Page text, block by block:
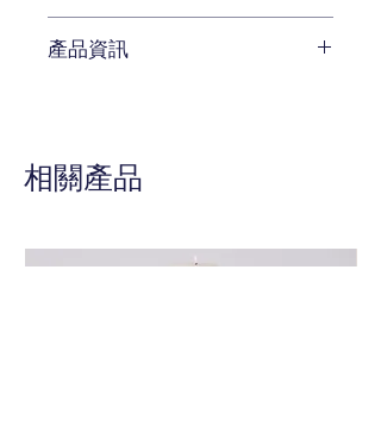
編號 CEN-749-228M
產品資訊
相關產品